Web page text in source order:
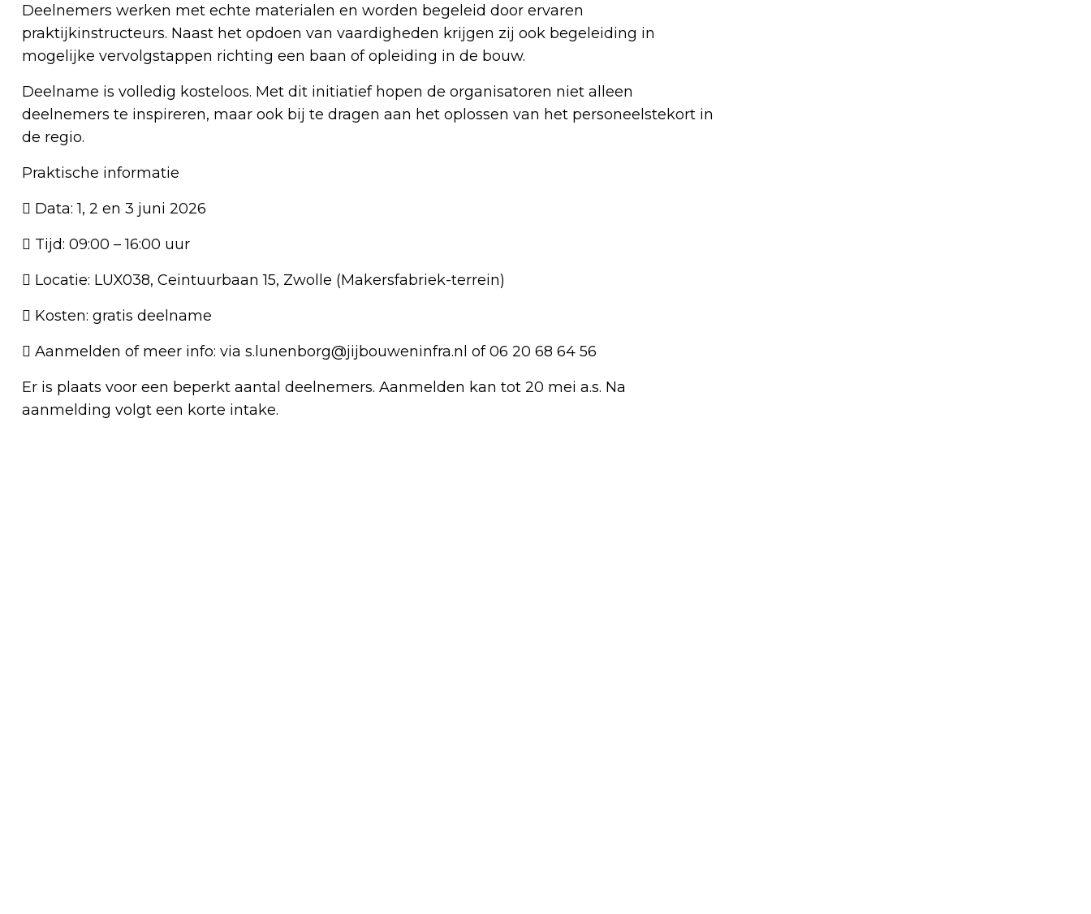
Deelnemers werken met echte materialen en worden begeleid door ervaren
praktijkinstructeurs. Naast het opdoen van vaardigheden krijgen zij ook begeleiding in
mogelijke vervolgstappen richting een baan of opleiding in de bouw.
Deelname is volledig kosteloos. Met dit initiatief hopen de organisatoren niet alleen
deelnemers te inspireren, maar ook bij te dragen aan het oplossen van het personeelstekort in
de regio.
Praktische informatie
 Data: 1, 2 en 3 juni 2026
 Tijd: 09:00 – 16:00 uur
 Locatie: LUX038, Ceintuurbaan 15, Zwolle (Makersfabriek-terrein)
 Kosten: gratis deelname
 Aanmelden of meer info: via s.lunenborg@jijbouweninfra.nl of 06 20 68 64 56
Er is plaats voor een beperkt aantal deelnemers. Aanmelden kan tot 20 mei a.s. Na
aanmelding volgt een korte intake.